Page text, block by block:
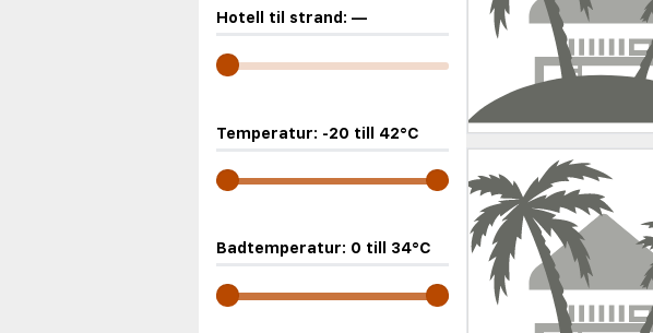
Hotell til strand: —
Temperatur: -20 till 42°C
Badtemperatur: 0 till 34°C